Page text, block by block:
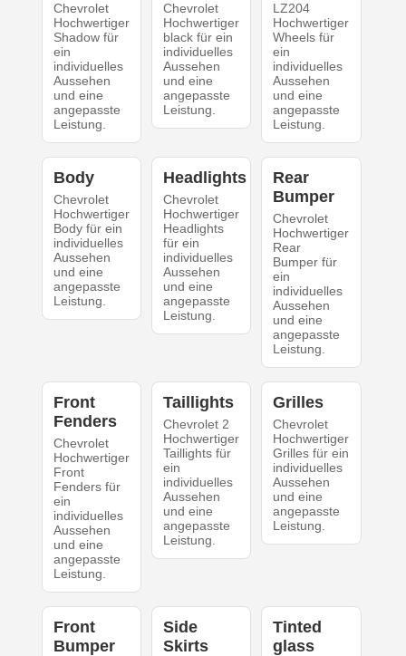
Chevrolet
Hochwertiger
Shadow für
ein
individuelles
Aussehen
und eine
angepasste
Leistung.
Chevrolet
Hochwertiger
black für ein
individuelles
Aussehen
und eine
angepasste
Leistung.
LZ204
Hochwertiger
Wheels für
ein
individuelles
Aussehen
und eine
angepasste
Leistung.
Body
Chevrolet
Hochwertiger
Body für ein
individuelles
Aussehen
und eine
angepasste
Leistung.
Headlights
Chevrolet
Hochwertiger
Headlights
für ein
individuelles
Aussehen
und eine
angepasste
Leistung.
Rear
Bumper
Chevrolet
Hochwertiger
Rear
Bumper für
ein
individuelles
Aussehen
und eine
angepasste
Leistung.
Front
Fenders
Chevrolet
Hochwertiger
Front
Fenders für
ein
individuelles
Aussehen
und eine
angepasste
Leistung.
Taillights
Chevrolet 2
Hochwertiger
Taillights für
ein
individuelles
Aussehen
und eine
angepasste
Leistung.
Grilles
Chevrolet
Hochwertiger
Grilles für ein
individuelles
Aussehen
und eine
angepasste
Leistung.
Front
Bumper
Side
Skirts
Tinted
glass